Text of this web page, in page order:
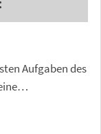
Aufgaben des